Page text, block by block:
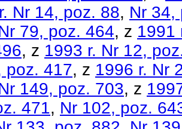
Nr 14, poz. 88, Nr 34,
79, poz. 464, z 1991
, z 1993 r. Nr 12,
poz. 417, z 1996 r. Nr
149, poz. 703, z
471, Nr 102, poz.